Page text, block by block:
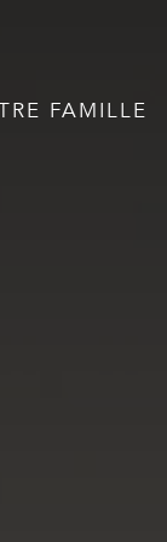
FAMILLE